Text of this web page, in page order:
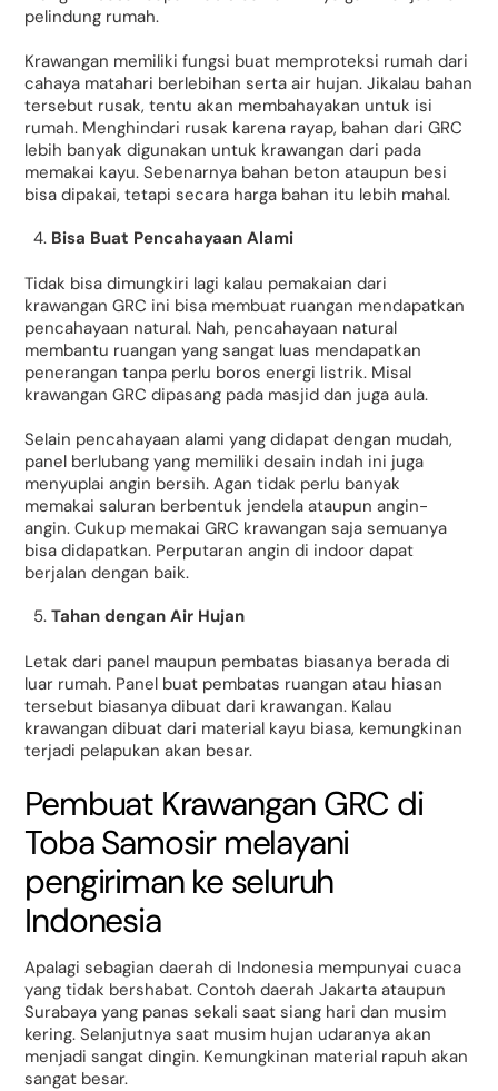
pelindung rumah.
Krawangan memiliki fungsi buat memproteksi rumah dari
cahaya matahari berlebihan serta air hujan. Jikalau bahan
tersebut rusak, tentu akan membahayakan untuk isi
rumah. Menghindari rusak karena rayap, bahan dari GRC
lebih banyak digunakan untuk krawangan dari pada
memakai kayu. Sebenarnya bahan beton ataupun besi
bisa dipakai, tetapi secara harga bahan itu lebih mahal.
Bisa Buat Pencahayaan Alami
Tidak bisa dimungkiri lagi kalau pemakaian dari
krawangan GRC ini bisa membuat ruangan mendapatkan
pencahayaan natural. Nah, pencahayaan natural
membantu ruangan yang sangat luas mendapatkan
penerangan tanpa perlu boros energi listrik. Misal
krawangan GRC dipasang pada masjid dan juga aula.
Selain pencahayaan alami yang didapat dengan mudah,
panel berlubang yang memiliki desain indah ini juga
menyuplai angin bersih. Agan tidak perlu banyak
memakai saluran berbentuk jendela ataupun angin-
angin. Cukup memakai GRC krawangan saja semuanya
bisa didapatkan. Perputaran angin di indoor dapat
berjalan dengan baik.
Tahan dengan Air Hujan
Letak dari panel maupun pembatas biasanya berada di
luar rumah. Panel buat pembatas ruangan atau hiasan
tersebut biasanya dibuat dari krawangan. Kalau
krawangan dibuat dari material kayu biasa, kemungkinan
terjadi pelapukan akan besar.
Pembuat Krawangan GRC di
Toba Samosir melayani
pengiriman ke seluruh
Indonesia
Apalagi sebagian daerah di Indonesia mempunyai cuaca
yang tidak bershabat. Contoh daerah Jakarta ataupun
Surabaya yang panas sekali saat siang hari dan musim
kering. Selanjutnya saat musim hujan udaranya akan
menjadi sangat dingin. Kemungkinan material rapuh akan
sangat besar.